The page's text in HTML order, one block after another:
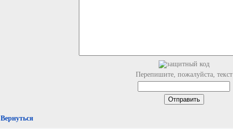
Перепишите, пожалуйста, текст
Вернуться